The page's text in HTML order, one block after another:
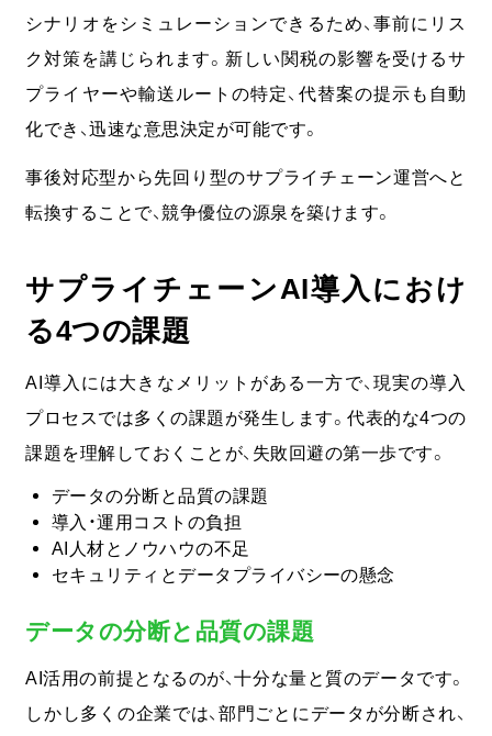
シナリオをシミュレーションできるため、事前にリス
ク対策を講じられます。 新しい関税の影響を受けるサ
プライヤーや輸送ルートの特定、代替案の提示も自動
化でき、迅速な意思決定が可能です。
事後対応型から先回り型のサプライチェーン運営へと
転換することで、競争優位の源泉を築けます。
サプライチェーンAI導入におけ
る4つの課題
AI導入には大きなメリットがある一方で、現実の導入
プロセスでは多くの課題が発生 します。代表的な4つの
課題を理解しておくことが、失敗回避の第一歩です。
データの分断と品質の課題
導入・運用コストの負担
AI人材とノウハウの不足
セキュリティとデータプライバシーの懸念
データの分断と品質の課題
AI活用の前提となるのが、十分な量と質のデータです。
しかし多くの企業では、部門ごとにデータが分断され、